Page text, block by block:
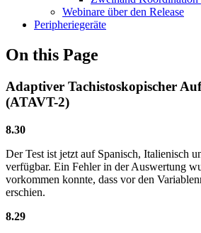
Webinare über den Release
Peripheriegeräte
On this Page
Adaptiver Tachistoskopischer
(ATAVT-2)
8.30
Der Test ist jetzt auf Spanisch, Italienisch
verfügbar. Ein Fehler in der Auswertung
vorkommen konnte, dass vor den
erschien.
8.29